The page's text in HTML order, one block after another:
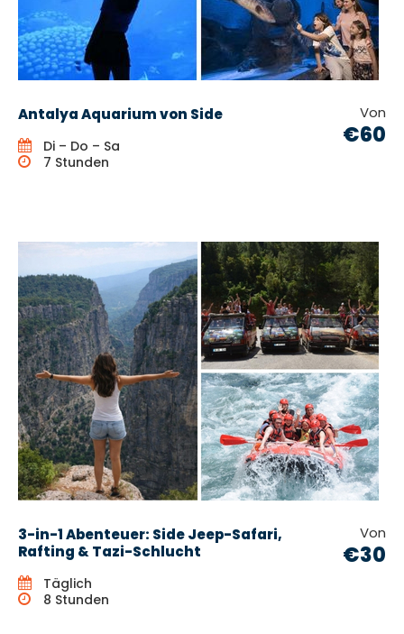
Antalya Aquarium von Side Von
€60
Di – Do – Sa
7 Stunden
3-in-1 Abenteuer: Side Jeep-Safari,
Rafting & Tazi-Schlucht
Von
€30
Täglich
8 Stunden